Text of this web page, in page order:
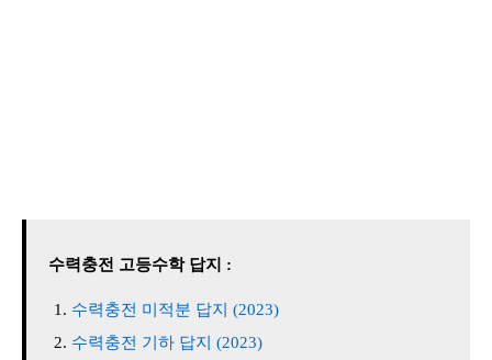
수력충전 고등수학 답지 :
수력충전 미적분 답지 (2023)
수력충전 기하 답지 (2023)